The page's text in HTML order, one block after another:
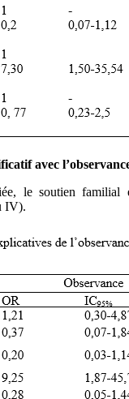
avec
le soutien familial
IV).